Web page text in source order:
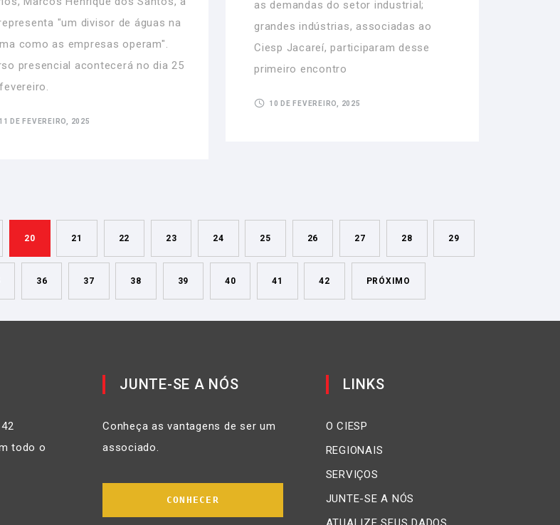
"um divisor de águas na
como as empresas operam".
presencial acontecerá no dia 25
11 DE FEVEREIRO, 2025
as demandas do setor industrial;
grandes indústrias, associadas ao
Ciesp Jacareí, participaram desse
primeiro encontro
10 DE FEVEREIRO, 2025
20 21 22 23 24 25 26 27 28 29
36 37 38 39 40 41 42 PRÓXIMO
todo o
JUNTE-SE A NÓS
Conheça as vantagens de ser um
associado.
CONHECER
LINKS
O CIESP
REGIONAIS
SERVIÇOS
JUNTE-SE A NÓS